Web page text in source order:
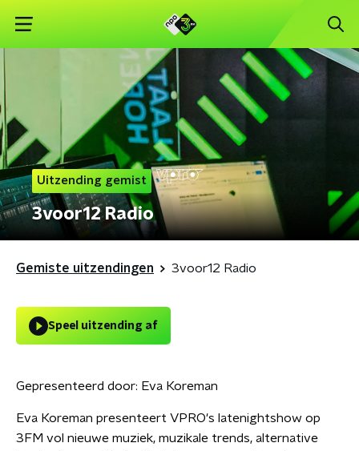
Uitzending gemist
3voor12 Radio
Gemiste uitzendingen 3voor12 Radio
Speel uitzending af
Gepresenteerd door: Eva Koreman
Eva Koreman presenteert VPRO's latenightshow op
3FM vol nieuwe muziek, muzikale trends, alternative